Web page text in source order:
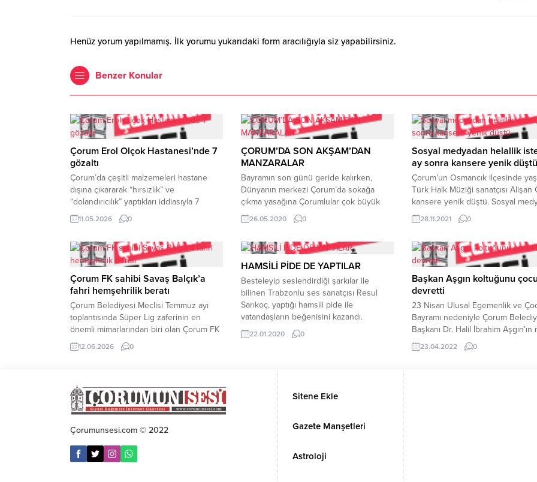
Henüz yorum yapılmamış. İlk yorumu yukarıdaki form aracılığıyla siz yapabilirsiniz.
Benzer Konular
Çorum Erol Olçok Hastanesi’nde 7
gözaltı
Çorum’da çeşitli malzemeleri hastane
dışına çıkararak “hırsızlık” ve
“dolandırıcılık” yaptıkları iddiasıyla 7
çalışan gözaltına alındı. REKLAM ALANI
Alınan bilgiye göre, Hitit Üniversitesi Erol
mutfak bölümünde bazı malzemelerin
eksildiğinin tespit edilmesi üzerine idari
ve adli soruşturma başlatıldı. HASTANE
ÇALIŞANLARI Çorum Cumhuriyet
Başsavcılığınca yürütülen adli soruşturma
kapsamında...
11.05.2026 0
ÇORUM’DA SON AKŞAM’DAN
MANZARALAR
Bayramın son günü geride kalırken,
Dünyanın merkezi Çorum’da sokağa
çıkma yasağına Çorumlular çok büyük
oranda uymaya devam ediyor. Hürriyet
Meydanı ve Gazi Caddesi gibi akşam
bölgeler,sessizliğini korudu.Objektiflere
de işte böyle boş fotoğraflar yansıdı.
26.05.2020 0
Sosyal medyadan helallik
ay sonra kansere yenik düştü
Çorum’un Osmancık ilçesinde
Türk Halk Müziği sanatçısı Alişan
kansere yenik düştü. Sosyal
hesabından helallik isteyen Çıplak,
sonra vefat etti.Osmancık Devlet
Müziği sanatçısı Alişan Çıplak (67),
yıldır kanser hastalığı ile mücadele
ediyordu. Alişan Çıplak, 1 Ağustos
tarihinde sosyal medya...
28.11.2021 0
Çorum FK sahibi Savaş Balçık’a
fahri hemşehrilik beratı
Çorum Belediyesi Meclisi Temmuz ayı
toplantısında Süper Lig zaferinin en
önemli mimarlarından biri olan Çorum FK
sahibi Savaş Balçık’a fahri hemşehrilik
beratı verilmesi teklifi gündeme
FK’nın Süper Lig’e yükselmesi için büyük
katkı sağlayan kulüp sahibi Savaş Balçık’a
fahri hemşehrilik beratı verilmesi teklifi...
12.06.2026 0
HAMSİLİ PİDE DE YAPTILAR
Besteleyip seslendirdiği şarkılar ile
bilinen Trabzonlu ses sanatçısı Resul
Sarıkoç, yaptığı hamsili pide ile
vatandaşların beğenisini kazandı.
Trabzon tereyağı ile pişen hamsili pideyi
yiyen vatandaşlar farklı ve çok lezzetli
Sarıkoç bir yandan seslendirdiği
Karadeniz türküleriyle kulaklara hitap
ederken, diğer yandan pişirdiği...
22.01.2020 0
Başkan Aşgın koltuğunu
devretti
23 Nisan Ulusal Egemenlik ve
Bayramı nedeniyle Çorum
Başkanı Dr. Halil İbrahim Aşgın’ın
koltuğunu Cumhuriyet Ortaokulu
öğrencileri Eymen Yazıcı ve
23.04.2022 0
Çorumunsesi.com © 2022
Sitene Ekle
Gazete Manşetleri
Astroloji